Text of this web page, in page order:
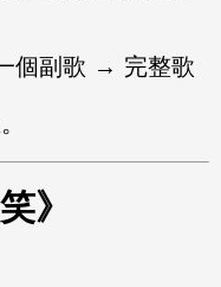
個副歌 → 完整歌
》